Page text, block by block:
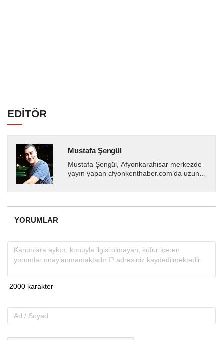
EDİTÖR
Mustafa Şengül
Mustafa Şengül, Afyonkarahisar merkezde
yayın yapan afyonkenthaber.com’da uzun
almakta, haber akışı...
YORUMLAR